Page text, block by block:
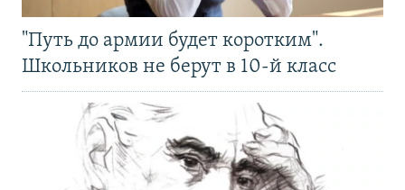
"Путь до армии будет коротким".
Школьников не берут в 10-й класс